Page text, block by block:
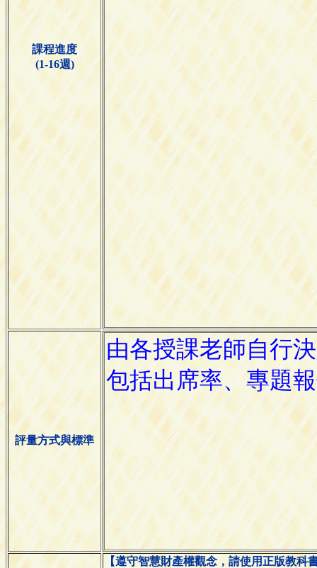
課程進度
(1-16週)
評量方式與標準
【遵守智慧財產權觀念，請使用正版教科